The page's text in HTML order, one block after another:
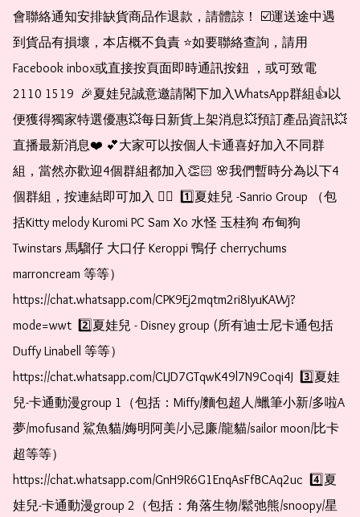
會聯絡通知安排缺貨商品作退款，請體諒！ ☑️運送途中遇
到貨品有損壞，本店概不負責 ⭐️如要聯絡查詢，請用
Facebook inbox或直接按頁面即時通訊按鈕 ，或可致電
2110 1519  🎉夏娃兒誠意邀請閣下加入WhatsApp群組👍以
便獲得獨家特選優惠💥每日新貨上架消息💥預訂產品資訊💥
直播最新消息❤️ 💕大家可以按個人卡通喜好加入不同群
組，當然亦歡迎4個群組都加入👏🏻 🌸我們暫時分為以下4
個群組，按連結即可加入 👇🏻  1️⃣夏娃兒 -Sanrio Group （包
括Kitty melody Kuromi PC Sam Xo 水怪 玉桂狗 布甸狗
Twinstars 馬騮仔 大口仔 Keroppi 鴨仔 cherrychums
marroncream 等等）
https://chat.whatsapp.com/CPK9Ej2mqtm2ri8IyuKAWj?
mode=wwt  2️⃣夏娃兒 - Disney group (所有迪士尼卡通包括
Duffy Linabell 等等）
https://chat.whatsapp.com/CLJD7GTqwK49l7N9Coqi4J  3️⃣夏娃
兒-卡通動漫group 1（包括：Miffy/麵包超人/蠟筆小新/多啦A
夢/mofusand 鯊魚貓/娒明阿美/小忌廉/龍貓/sailor moon/比卡
超等等）
https://chat.whatsapp.com/GnH9R6G1EnqAsFfBCAq2uc  4️⃣夏
娃兒-卡通動漫group 2（包括：角落生物/鬆弛熊/snoopy/星